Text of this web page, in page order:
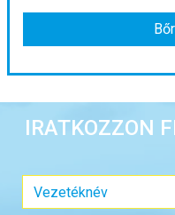
IRATKOZZON